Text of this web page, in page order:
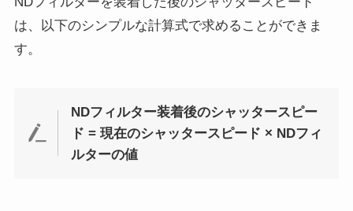
は、以下のシンプルな計算式で求めることができま
す。
NDフィルター装着後のシャッタースピー
ド = 現在のシャッタースピード × NDフィ
ルターの値